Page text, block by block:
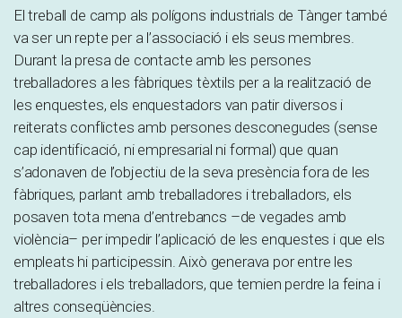
El treball de camp als polígons industrials de Tànger també
va ser un repte per a l’associació i els seus membres.
Durant la presa de contacte amb les persones
treballadores a les fàbriques tèxtils per a la realització de
les enquestes, els enquestadors van patir diversos i
reiterats conflictes amb persones desconegudes (sense
cap identificació, ni empresarial ni formal) que quan
s’adonaven de l’objectiu de la seva presència fora de les
fàbriques, parlant amb treballadores i treballadors, els
posaven tota mena d’entrebancs –de vegades amb
violència– per impedir l’aplicació de les enquestes i que els
empleats hi participessin. Això generava por entre les
treballadores i els treballadors, que temien perdre la feina i
altres conseqüències.